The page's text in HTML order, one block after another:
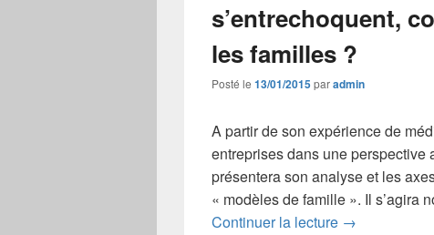
s’entrechoquent,
les familles ?
Posté le 13/01/2015paradmin
A partir de son expérience de
entreprises dans une perspective
présentera son analyse et les
« modèles de famille ». Il s’agira
Continuer la lecture Quand
→